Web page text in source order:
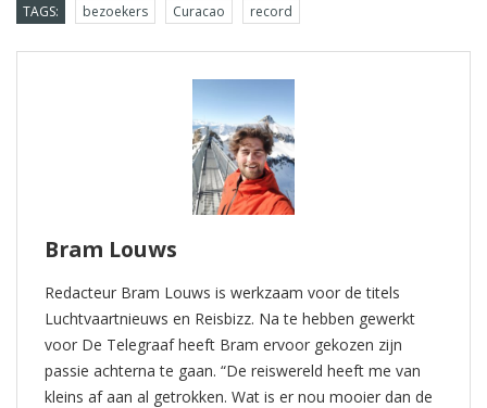
TAGS: bezoekers Curacao record
Bram Louws
Redacteur Bram Louws is werkzaam voor de titels
Luchtvaartnieuws en Reisbizz. Na te hebben gewerkt
voor De Telegraaf heeft Bram ervoor gekozen zijn
passie achterna te gaan. “De reiswereld heeft me van
kleins af aan al getrokken. Wat is er nou mooier dan de